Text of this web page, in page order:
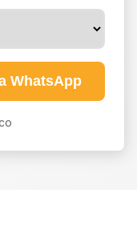
WhatsApp